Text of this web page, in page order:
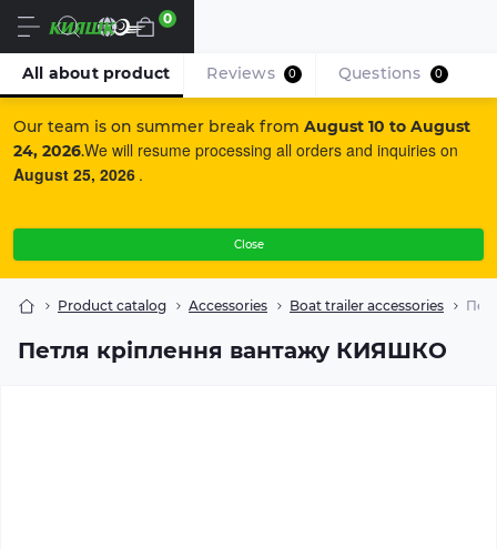
Our team is on summer break from August 10 to August
24, 2026.We will resume processing all orders and inquiries on
August 25, 2026 .
Close
En 0
Product catalog Accessories Boat trailer accessories
Петля кріплення вантажу КИЯШКО
All about product Reviews 0 Questions 0